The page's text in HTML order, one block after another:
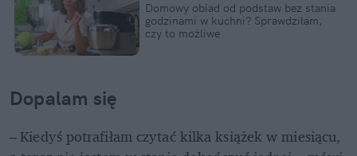
Domowy obiad od podstaw bez stania
godzinami w kuchni? Sprawdziłam,
czy to możliwe
Dopalam się
– Kiedyś potrafiłam czytać kilka książek w miesiącu,